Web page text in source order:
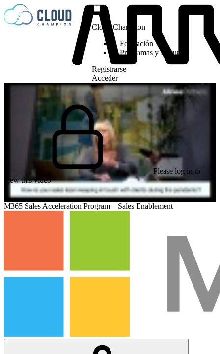
Saltar al contenido
Cloud Champion
Formación
Programas y Recursos
Registrarse
Acceder
Please log in to
view this video
M365 Sales Acceleration Program – Sales Enablement